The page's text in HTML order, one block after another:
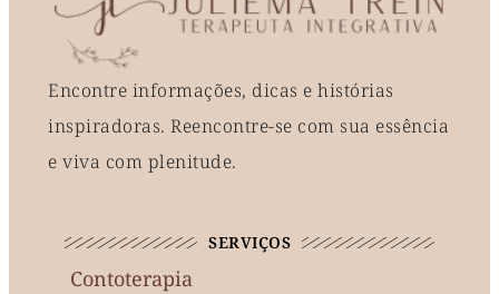
Encontre informações, dicas e histórias
inspiradoras. Reencontre-se com sua essência
e viva com plenitude.
SERVIÇOS
Contoterapia